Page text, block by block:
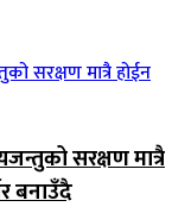
सरक्षण मात्रै
बनाउँदै